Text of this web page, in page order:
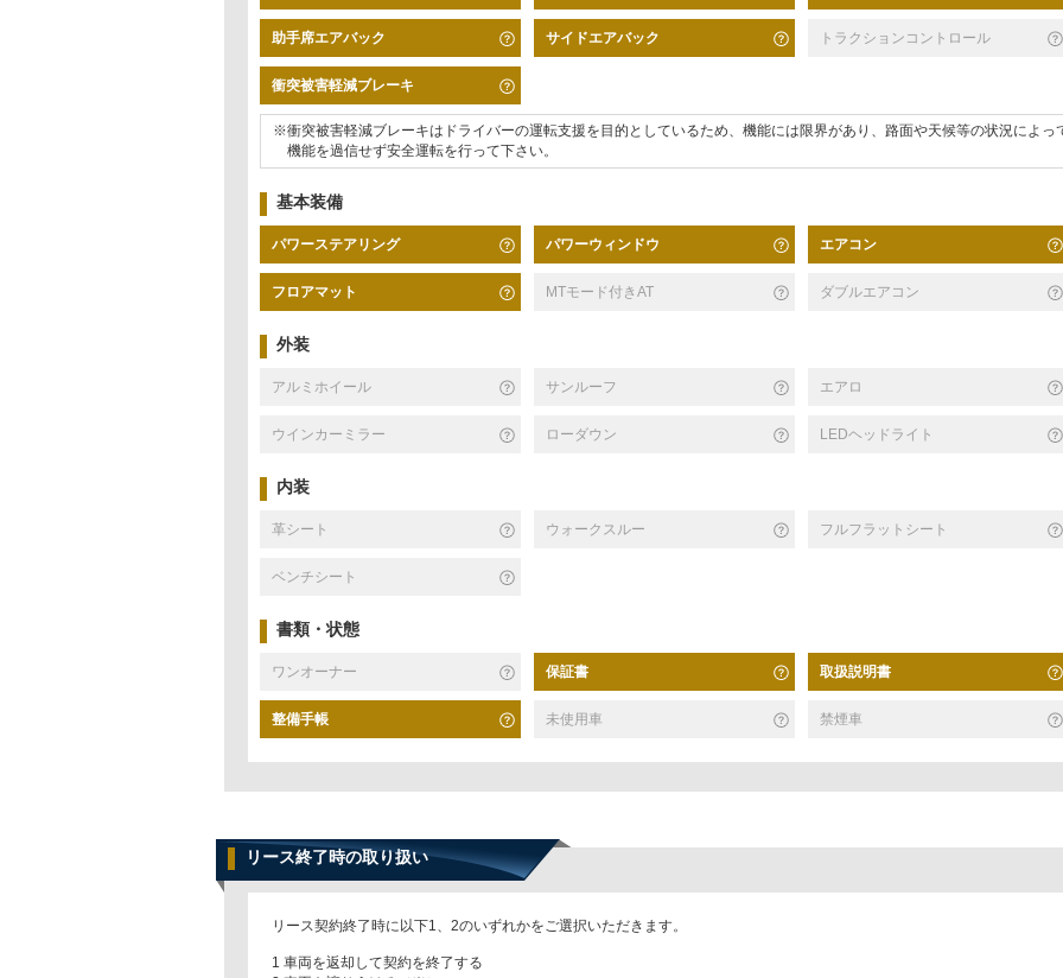
助手席エアバック サイドエアバック トラクションコントロール
衝突被害軽減ブレーキ
※衝突被害軽減ブレーキはドライバーの運転支援を目的としているため、機能には限界があり、路面や天候等の状況によっ
機能を過信せず安全運転を行って下さい。
基本装備
パワーステアリング パワーウィンドウ エアコン
フロアマット MTモード付きAT ダブルエアコン
外装
アルミホイール サンルーフ エアロ
ウインカーミラー ローダウン LEDヘッドライト
内装
革シート ウォークスルー フルフラットシート
ベンチシート
書類・状態
ワンオーナー 保証書 取扱説明書
整備手帳 未使用車 禁煙車
リース終了時の取り扱い
リース契約終了時に以下1、2のいずれかをご選択いただきます。
1 車両を返却して契約を終了する